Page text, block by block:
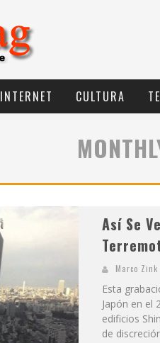
INTERNET CULTURA
Así Se
Marco Zink
Esta
Japón en el
edificios
de